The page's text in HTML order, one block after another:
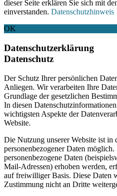
dieser Seite erklären Sie sich mit
einverstanden. Datenschutzhinweis
OK
Datenschutzerklärung
Datenschutz
Der Schutz Ihrer persönlichen
Anliegen. Wir verarbeiten Ihre
Grundlage der gesetzlichen
In diesen
wichtigsten Aspekte der
Website.
Die Nutzung unserer Website ist in
personenbezogener Daten
personenbezogene Daten
Mail-Adressen) erhoben werden,
auf freiwilliger Basis. Diese Daten
Zustimmung nicht an Dritte